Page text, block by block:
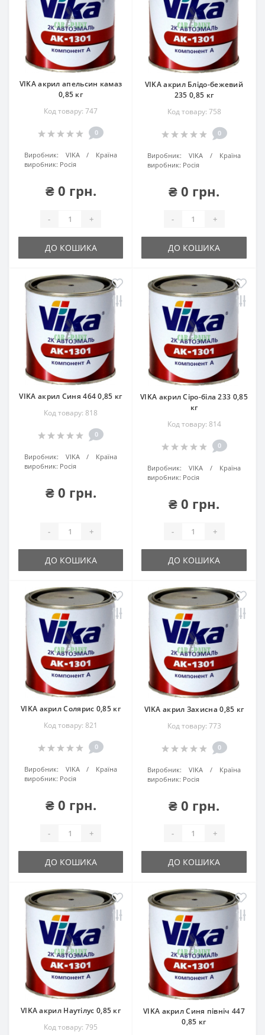
VIKA акрил апельсин камаз
0,85 кг
Код товару: 747
0
Виробник: VIKA
Країна
виробник: Росія
₴ 0 грн.
- +
ДО КОШИКА
VIKA акрил Блідо-бежевий
235 0,85 кг
Код товару: 758
0
Виробник: VIKA
Країна
виробник: Росія
₴ 0 грн.
- +
ДО КОШИКА
VIKA акрил Синя 464 0,85 кг
Код товару: 818
0
Виробник: VIKA
Країна
виробник: Росія
₴ 0 грн.
- +
ДО КОШИКА
VIKA акрил Сіро-біла 233 0,85
кг
Код товару: 814
0
Виробник: VIKA
Країна
виробник: Росія
₴ 0 грн.
- +
ДО КОШИКА
VIKA акрил Солярис 0,85 кг
Код товару: 821
0
Виробник: VIKA
Країна
виробник: Росія
₴ 0 грн.
- +
ДО КОШИКА
VIKA акрил Захисна 0,85 кг
Код товару: 773
0
Виробник: VIKA
Країна
виробник: Росія
₴ 0 грн.
- +
ДО КОШИКА
VIKA акрил Наутілус 0,85 кг
Код товару: 795
VIKA акрил Синя північ 447
0,85 кг